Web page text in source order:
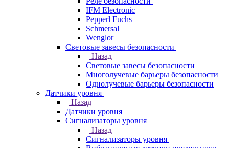
IFM Electronic
Pepperl Fuchs
Schmersal
Wenglor
Световые завесы безопасности
Назад
Световые завесы безопасности
Многолучевые барьеры безопасности
Однолучевые барьеры безопасности
Датчики уровня
Назад
Датчики уровня
Сигнализаторы уровня
Назад
Сигнализаторы уровня